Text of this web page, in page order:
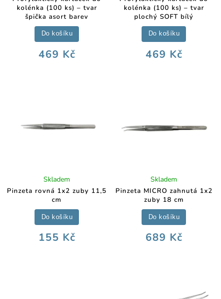
kolénka (100 ks) – tvar
špička asort barev
469 Kč
Do košíku
kolénka (100 ks) – tvar
plochý SOFT bílý
469 Kč
Do košíku
Pinzeta rovná 1x2 zuby 11,5
cm
Skladem
155 Kč
Do košíku
Pinzeta MICRO zahnutá 1x2
zuby 18 cm
Skladem
689 Kč
Do košíku